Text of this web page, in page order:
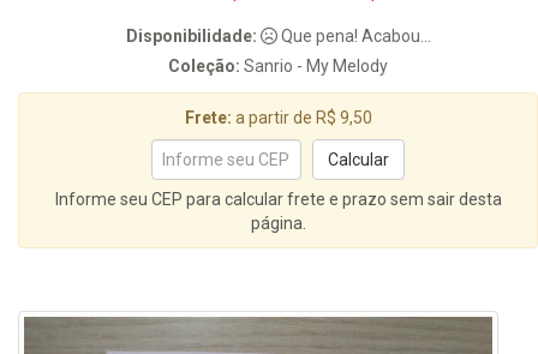
Disponibilidade:
Que pena! Acabou...
Coleção: Sanrio - My Melody
Frete: a partir de R$ 9,50
Informe seu CEP para calcular frete e prazo sem sair desta
página.